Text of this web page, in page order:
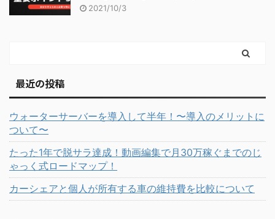
2021/10/3
最近の投稿
ウォーターサーバーを導入して半年！〜導入のメリットに
ついて〜
たった1年で脱サラ達成！動画編集で月30万稼ぐまでのじ
ゃっく式ロードマップ！
カーシェアと個人が所有する車の維持費を比較について